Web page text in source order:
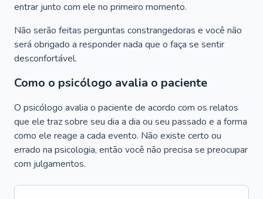
entrar junto com ele no primeiro momento.
Não serão feitas perguntas constrangedoras e você não
será obrigado a responder nada que o faça se sentir
desconfortável.
Como o psicólogo avalia o paciente
O psicólogo avalia o paciente de acordo com os relatos
que ele traz sobre seu dia a dia ou seu passado e a forma
como ele reage a cada evento. Não existe certo ou
errado na psicologia, então você não precisa se preocupar
com julgamentos.